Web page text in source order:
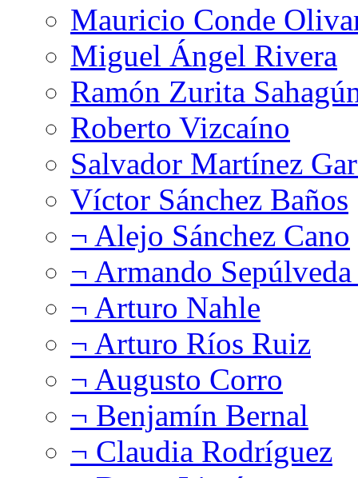
Mauricio Conde
Miguel Ángel Rivera
Ramón Zurita
Roberto Vizcaíno
Salvador Martínez
Víctor Sánchez Baños
¬ Alejo Sánchez Cano
¬ Armando
¬ Arturo Nahle
¬ Arturo Ríos Ruiz
¬ Augusto Corro
¬ Benjamín Bernal
¬ Claudia Rodríguez